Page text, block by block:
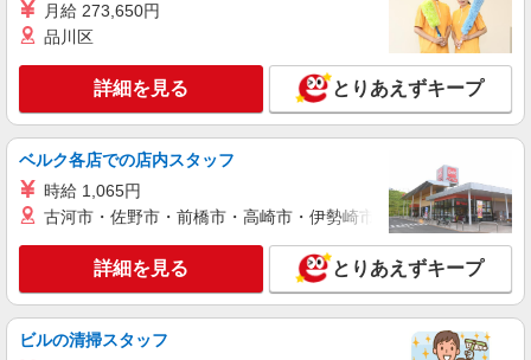
月給 273,650円
品川区
詳細を見る とりあえずキープ
ベルク各店での店内スタッフ
時給 1,065円
古河市・佐野市・前橋市・高崎市・伊勢崎市・太田市・館林市
詳細を見る とりあえずキープ
ビルの清掃スタッフ